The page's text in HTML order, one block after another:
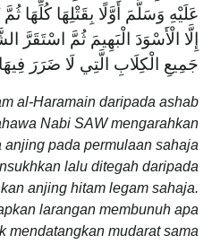
عَلَيْهِ وَسَلَّمَ أَوَّلًا بِقَتْلِهَا كُلِّهَا
إِلَّا الْأَسْوَدَ الْبَهِيمَ ثُمَّ
جَمِيعِ الْكِلَابِ الَّتِي لَا ضَرَرَ
al-Haramain daripada ashab
Nabi SAW mengarahkan
anjing pada permulaan sahaja
lalu ditegah daripada
anjing hitam legam sahaja.
larangan membunuh apa
mendatangkan mudarat sama